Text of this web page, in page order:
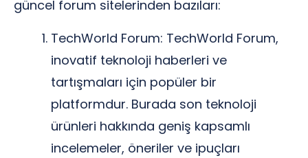
güncel forum sitelerinden bazıları:
TechWorld Forum: TechWorld Forum,
inovatif teknoloji haberleri ve
tartışmaları için popüler bir
platformdur. Burada son teknoloji
ürünleri hakkında geniş kapsamlı
incelemeler, öneriler ve ipuçları